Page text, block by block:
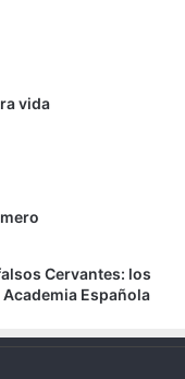
vida
Cervantes: los
Española